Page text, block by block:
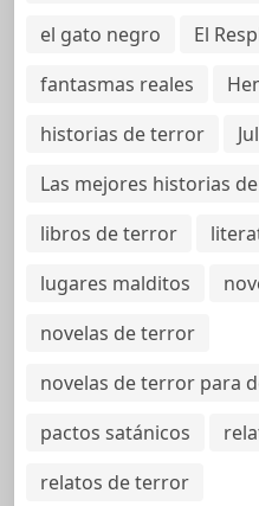
el gato negro
El
fantasmas reales
historias de terror
Las mejores historias
libros de terror
lugares malditos
novelas de terror
novelas de terror para
pactos satánicos
relatos de terror